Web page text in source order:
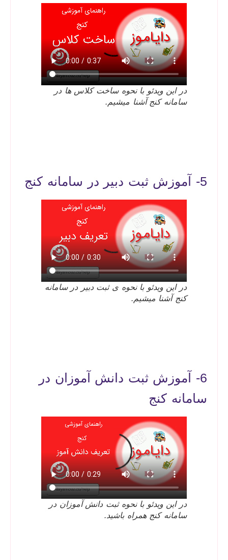
در این ویدئو با نحوه ساخت کلاس ها در
سامانه کنج آشنا میشیم.
5- آموزش ثبت دبیر در سامانه کنج
در این ویدئو با نحوه ی ثبت دبیر در سامانه
کنج آشنا میشیم.
6- آموزش ثبت دانش آموزان در
سامانه کنج
در این ویدئو با نحوه ثبت دانش آموزان در
سامانه کنج همراه باشید.